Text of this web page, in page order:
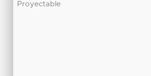
Proyectable